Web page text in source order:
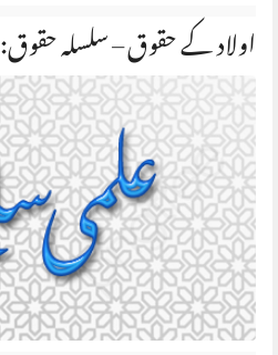
اولاد کے حقوق – سلسلہ حقوق: 7